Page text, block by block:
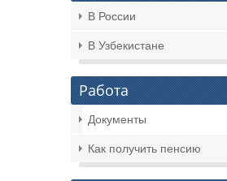
В России
В Узбекистане
Работа
Документы
Как получить пенсию